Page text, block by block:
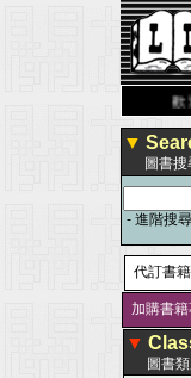
歡迎使用
▼
圖書搜
- 進階搜尋
代訂書籍
加購書籍
▼
圖書類